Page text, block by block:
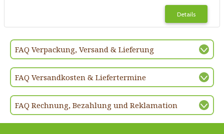
Details
FAQ Verpackung, Versand & Lieferung
FAQ Versandkosten & Liefertermine
FAQ Rechnung, Bezahlung und Reklamation